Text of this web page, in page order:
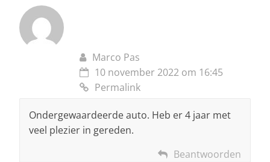
Marco Pas
10 november 2022 om 16:45
Permalink
Ondergewaardeerde auto. Heb er 4 jaar met
veel plezier in gereden.
Beantwoorden